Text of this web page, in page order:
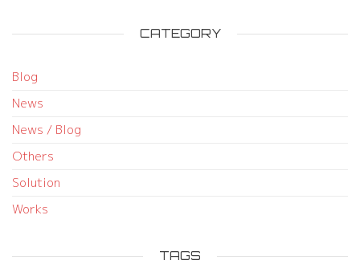
CATEGORY
Blog
News
News / Blog
Others
Solution
Works
TAGS